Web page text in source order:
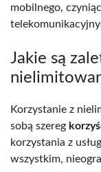
mobilnego,
Jakie są
Korzystanie z
sobą szereg
korzystania z
wszystkim,